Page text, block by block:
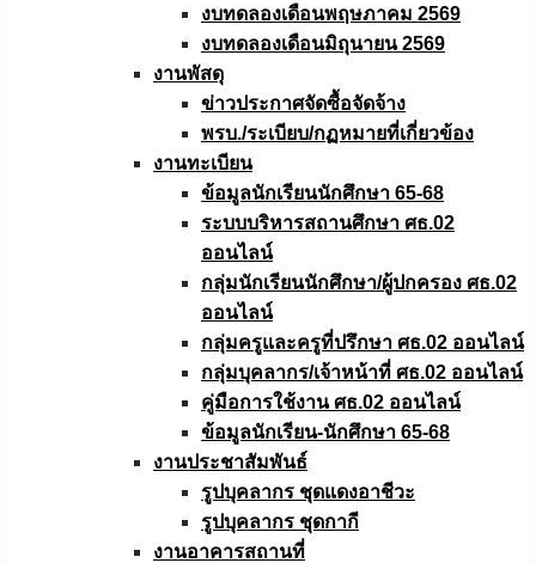
งบทดลองเดือนพฤษภาคม 2569
งบทดลองเดือนมิถุนายน 2569
งานพัสดุ
ข่าวประกาศจัดซื้อจัดจ้าง
พรบ./ระเบียบ/กฏหมายที่เกี่ยวข้อง
งานทะเบียน
ข้อมูลนักเรียนนักศึกษา 65-68
ระบบบริหารสถานศึกษา ศธ.02
ออนไลน์
กลุ่มนักเรียนนักศึกษา/ผู้ปกครอง ศธ.02
ออนไลน์
กลุ่มครูและครูที่ปรึกษา ศธ.02 ออนไลน์
กลุ่มบุคลากร/เจ้าหน้าที่ ศธ.02 ออนไลน์
คู่มือการใช้งาน ศธ.02 ออนไลน์
ข้อมูลนักเรียน-นักศึกษา 65-68
งานประชาสัมพันธ์
รูปบุคลากร ชุดแดงอาชีวะ
รูปบุคลากร ชุดกากี
งานอาคารสถานที่